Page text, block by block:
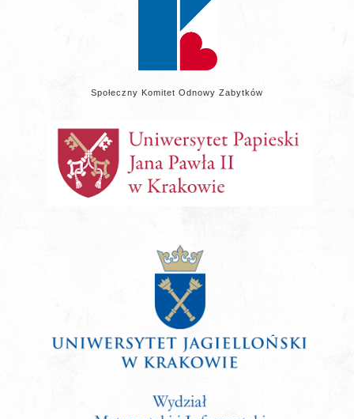
Społeczny Komitet Odnowy Zabytków